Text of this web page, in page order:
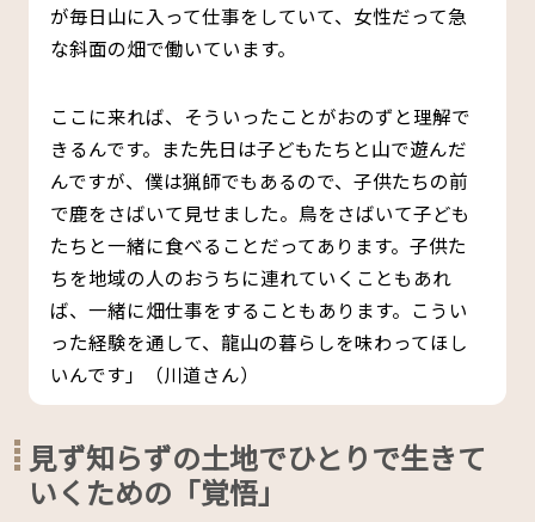
が毎日山に入って仕事をしていて、女性だって急
な斜面の畑で働いています。
ここに来れば、そういったことがおのずと理解で
きるんです。また先日は子どもたちと山で遊んだ
んですが、僕は猟師でもあるので、子供たちの前
で鹿をさばいて見せました。鳥をさばいて子ども
たちと一緒に食べることだってあります。子供た
ちを地域の人のおうちに連れていくこともあれ
ば、一緒に畑仕事をすることもあります。こうい
った経験を通して、龍山の暮らしを味わってほし
いんです」（川道さん）
見ず知らずの土地でひとりで生きて
いくための「覚悟」